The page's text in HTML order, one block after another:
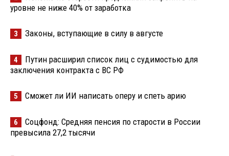
уровне не ниже 40% от заработка
3 Законы, вступающие в силу в августе
4
Путин расширил список лиц с судимостью для
заключения контракта с ВС РФ
5 Сможет ли ИИ написать оперу и спеть арию
6
Соцфонд: Средняя пенсия по старости в России
превысила 27,2 тысячи